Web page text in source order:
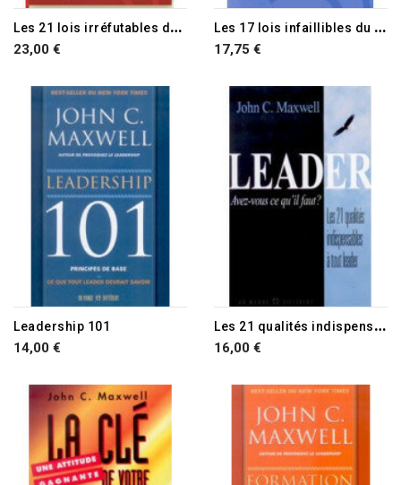
L
es 21 lois irréfutables du leadership
23,00 €
RUPTURE DE STOCK L
es 17 lois infaillibles du travail en équipe
17,75 €
Leadership 101
14,00 €
L
es 21 qualités indispensables à tout leader
16,00 €